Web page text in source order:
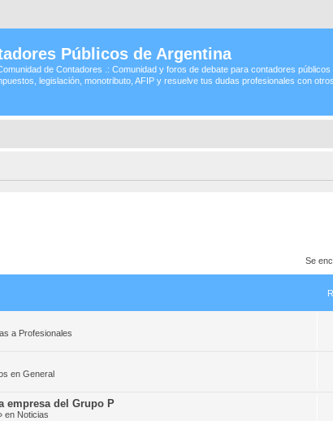
Públicos de Argentina
de Contadores .: Comunidad y foros de debate para contadores públicos
legislación, monotributo, AFIP y resuelve tus dudas profesionales con otros
Se
a Profesionales
en General
empresa del Grupo P
en Noticias